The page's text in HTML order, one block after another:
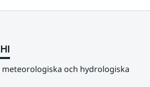
Tema
meteorologiska och hydrologiska